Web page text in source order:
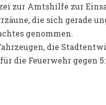
zur Amtshilfe zur
die sich gerade
genommen.
die
die Feuerwehr gegen